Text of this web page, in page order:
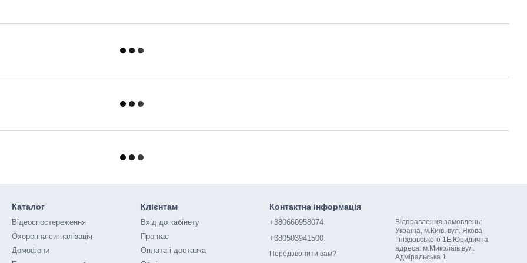
Каталог
Відеоспостереження
Охоронна сигналізація
Домофони
Клієнтам
Вхід до кабінету
Про нас
Оплата і доставка
Контактна інформація
+380660958074
+380503941500
Передзвонити вам?
Відправлення замовлень:
Україна, м.Київ, вул. Якова
Гніздовського 1Е Юридична
адреса: м.Миколаїв,вул.
Адміральська 1